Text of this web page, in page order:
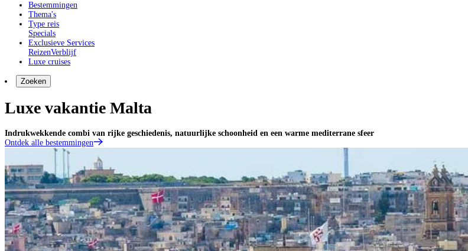
Bestemmingen
Thema's
Type reis
Specials
Exclusieve Services
ReizenVerblijf
Luxe cruises
Zoeken
Luxe vakantie Malta
Indrukwekkende combi van rijke geschiedenis, natuurlijke schoonheid en een warme mediterrane sfeer
Ontdek alle bestemmingen